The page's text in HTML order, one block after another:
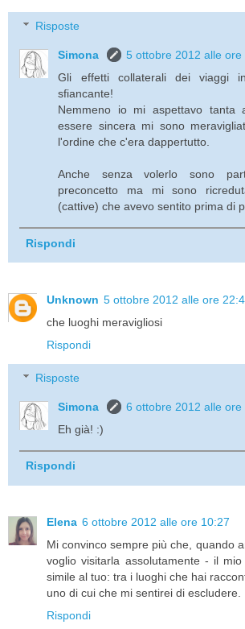
Risposte
Simona
5 ottobre 2012 alle ore
Gli effetti collaterali dei viaggi
sfiancante!
Nemmeno io mi aspettavo tanta
essere sincera mi sono
l'ordine che c'era dappertutto.
Anche senza volerlo sono
preconcetto ma mi sono
(cattive) che avevo sentito prima di
Rispondi
Unknown 5 ottobre 2012 alle ore
che luoghi meravigliosi
Rispondi
Risposte
Simona
6 ottobre 2012 alle ore
Eh già! :)
Rispondi
Elena 6 ottobre 2012 alle ore 10:27
Mi convinco sempre più che, quando
voglio visitarla assolutamente - il
simile al tuo: tra i luoghi che hai
uno di cui che mi sentirei di escludere.
Rispondi